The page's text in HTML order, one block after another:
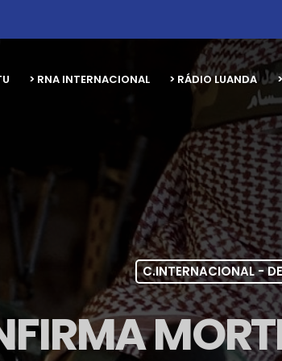
> RNA INTERNACIONAL > RÁDIO LUANDA
C.INTERNACIONAL -